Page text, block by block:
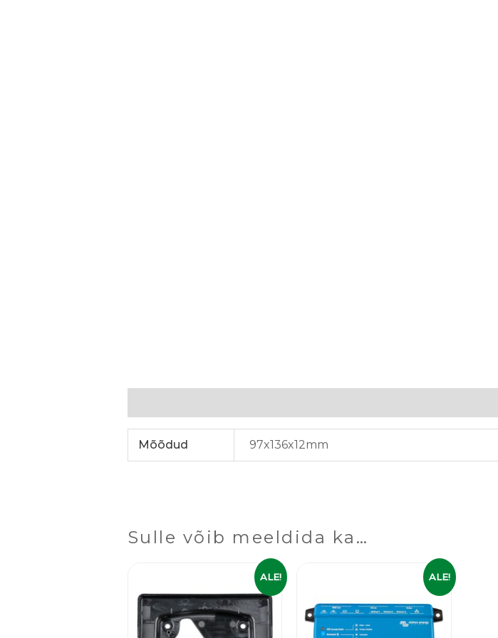
Mõõdud 97x136x12mm
Sulle võib meeldida ka…
ALE!
oli:
19,99 €.
Praegune
on:
15,99 €.
ALE!
329,00 €.
Praegune
hind
259,00 €.